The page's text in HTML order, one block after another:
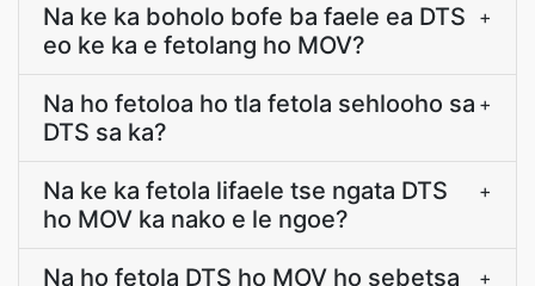
Na ke ka boholo bofe ba faele ea DTS
eo ke ka e fetolang ho MOV?
+
Na ho fetoloa ho tla fetola sehlooho sa
DTS sa ka?
+
Na ke ka fetola lifaele tse ngata DTS
ho MOV ka nako e le ngoe?
+
Na ho fetola DTS ho MOV ho sebetsa +